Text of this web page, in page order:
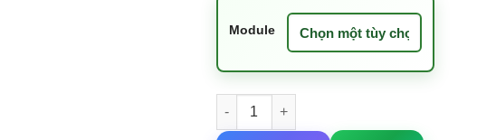
Module
Đài phun nước 3 tầng Cao 143 cm x D 110